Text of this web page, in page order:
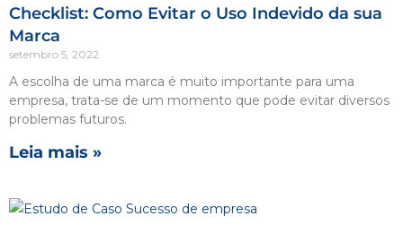
Checklist: Como Evitar o Uso Indevido da sua
Marca
setembro 5, 2022
A escolha de uma marca é muito importante para uma
empresa, trata-se de um momento que pode evitar diversos
problemas futuros.
Leia mais »